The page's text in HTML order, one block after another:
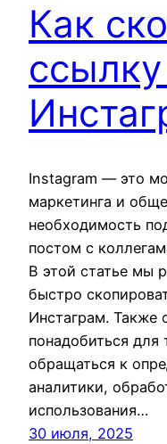
Как
Instagram — это
маркетинга и
необходимость
постом с
В этой статье мы
быстро
Инстаграм. Также
понадобиться
обращаться к
аналитики,
использования…
30 июля, 2025